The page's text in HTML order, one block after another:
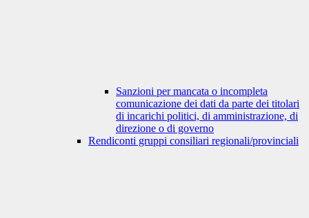
Sanzioni per mancata o incompleta
comunicazione dei dati da parte dei titolari
di incarichi politici, di amministrazione, di
direzione o di governo
Rendiconti gruppi consiliari regionali/provinciali